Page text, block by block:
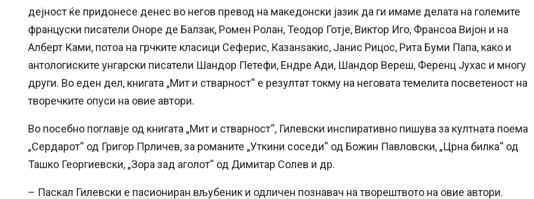
дејност ќе придонесе денес во негов превод на македонски јазик да ги имаме делата на големите
француски писатели Оноре де Балзак, Ромен Ролан, Теодор Готје, Виктор Иго, Франсоа Вијон и на
Алберт Ками, потоа на грчките класици Сеферис, Казанѕакис, Јанис Рицос, Рита Буми Папа, како и
антологиските унгарски писатели Шандор Петефи, Ендре Ади, Шандор Вереш, Ференц Јухас и многу
други. Во еден дел, книгата „Мит и стварност“ е резултат токму на неговата темелита посветеност на
творечките опуси на овие автори.
Во посебно поглавје од книгата „Мит и стварност“, Гилевски инспиративно пишува за култната поема
„Сердарот“ од Григор Прличев, за романите „Уткини соседи“ од Божин Павловски, „Црна билка“ од
Ташко Георгиевски, „Зора зад аголот“ од Димитар Солев и др.
– Паскал Гилевски е пасиониран вљубеник и одличен познавач на творештвото на овие автори.